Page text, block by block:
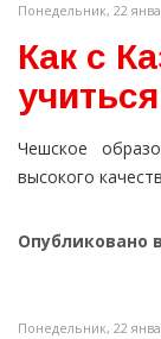
Понедельник, 22
Как с
Чешское
высокого
Опубликовано в
Понедельник, 22